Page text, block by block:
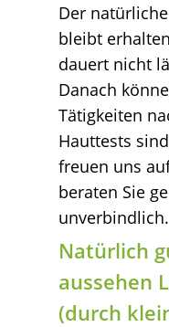
Der
bleibt
dauert nicht
Danach
Tätigkeiten
Hauttests
freuen uns
beraten Sie
unverbindlich.
Natürlich
aussehen
(durch